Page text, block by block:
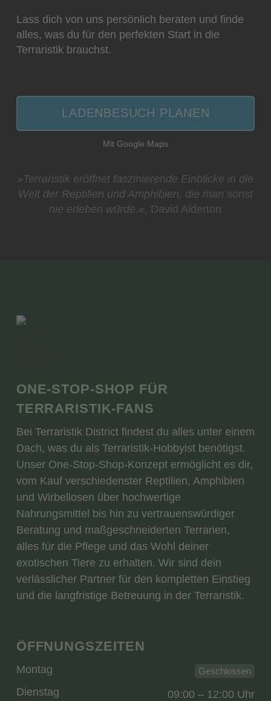
Lass dich von uns persönlich beraten und finde
alles, was du für den perfekten Start in die
Terraristik brauchst.
LADENBESUCH PLANEN
Mit Google Maps
»Terraristik eröffnet faszinierende Einblicke in die
Welt der Reptilien und Amphibien, die man sonst
nie erleben würde.«, David Alderton
ONE-STOP-SHOP FÜR
TERRARISTIK-FANS
Bei Terraristik District findest du alles unter einem
Dach, was du als Terraristik-Hobbyist benötigst.
Unser One-Stop-Shop-Konzept ermöglicht es dir,
vom Kauf verschiedenster Reptilien, Amphibien
und Wirbellosen über hochwertige
Nahrungsmittel bis hin zu vertrauenswürdiger
Beratung und maßgeschneiderten Terrarien,
alles für die Pflege und das Wohl deiner
exotischen Tiere zu erhalten. Wir sind dein
verlässlicher Partner für den kompletten Einstieg
und die langfristige Betreuung in der Terraristik.
ÖFFNUNGSZEITEN
Montag Geschlossen
Dienstag
09:00 – 12:00 Uhr